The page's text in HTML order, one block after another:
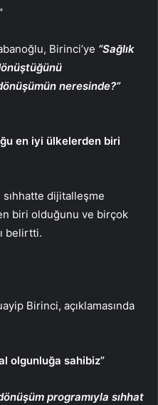
Birinci’ye “Sağlık
neresinde?”
en iyi ülkelerden biri
dijitalleşme
biri olduğunu ve birçok
belirtti.
Birinci, açıklamasında
olgunluğa sahibiz”
programıyla sıhhat